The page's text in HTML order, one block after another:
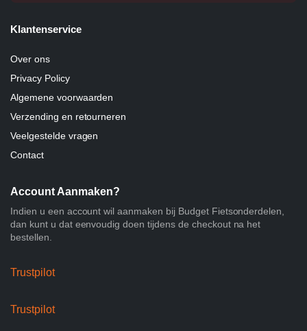
Klantenservice
Over ons
Privacy Policy
Algemene voorwaarden
Verzending en retourneren
Veelgestelde vragen
Contact
Account Aanmaken?
Indien u een account wil aanmaken bij Budget Fietsonderdelen,
dan kunt u dat eenvoudig doen tijdens de checkout na het
bestellen.
Trustpilot
Trustpilot